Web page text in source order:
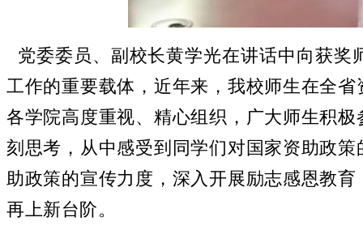
党委委员、副校长黄学光在讲话中向获
工作的重要载体，近年来，我校师生在全
各学院高度重视、精心组织，广大师生积
刻思考，从中感受到同学们对国家资助政
助政策的宣传力度，深入开展励志感恩教
再上新台阶。